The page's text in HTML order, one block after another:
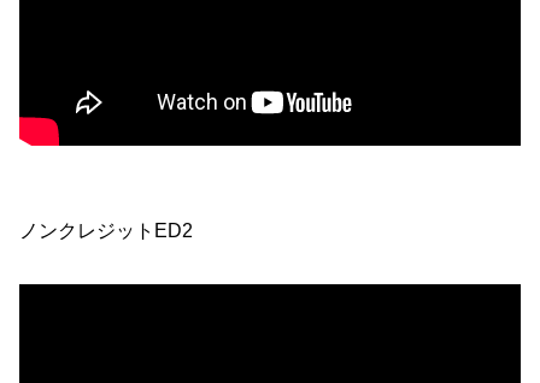
ノンクレジットED2